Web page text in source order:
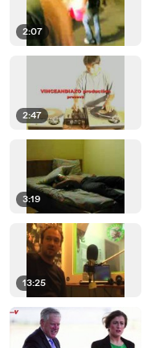
2:07
2:47
3:19
13:25